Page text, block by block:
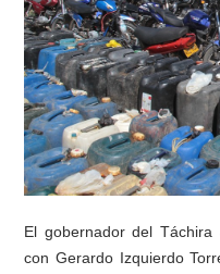
El gobernador del Táchira
con Gerardo Izquierdo